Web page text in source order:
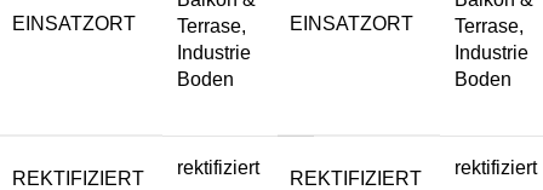
EINSATZORT
Terrase,
Industrie
Boden
REKTIFIZIERT
rektifiziert
EINSATZORT
Terrase,
Industrie
Boden
REKTIFIZIERT
rektifiziert